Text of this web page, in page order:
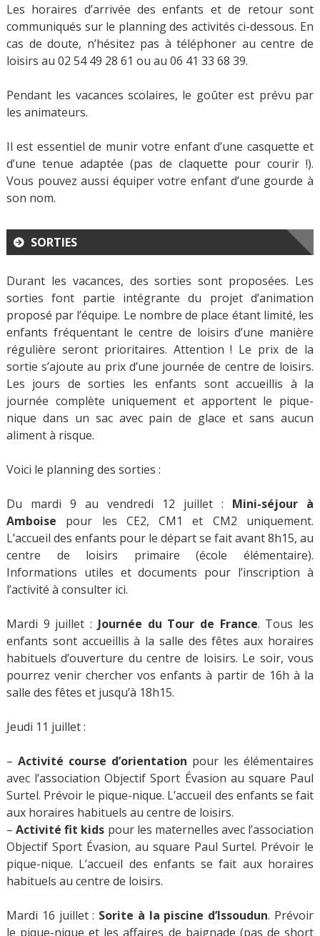
Les horaires d’arrivée des enfants et de retour sont
communiqués sur le planning des activités ci-dessous. En
cas de doute, n’hésitez pas à téléphoner au centre de
loisirs au 02 54 49 28 61 ou au 06 41 33 68 39.
Pendant les vacances scolaires, le goûter est prévu par
les animateurs.
Il est essentiel de munir votre enfant d’une casquette et
d’une tenue adaptée (pas de claquette pour courir !).
Vous pouvez aussi équiper votre enfant d’une gourde à
son nom.
SORTIES
Durant les vacances, des sorties sont proposées. Les
sorties font partie intégrante du projet d’animation
proposé par l’équipe. Le nombre de place étant limité, les
enfants fréquentant le centre de loisirs d’une manière
régulière seront prioritaires. Attention ! Le prix de la
sortie s’ajoute au prix d’une journée de centre de loisirs.
Les jours de sorties les enfants sont accueillis à la
journée complète uniquement et apportent le pique-
nique dans un sac avec pain de glace et sans aucun
aliment à risque.
Voici le planning des sorties :
Du mardi 9 au vendredi 12 juillet : Mini-séjour à
Amboise pour les CE2, CM1 et CM2 uniquement.
L’accueil des enfants pour le départ se fait avant 8h15, au
centre de loisirs primaire (école élémentaire).
Informations utiles et documents pour l’inscription à
l’activité à consulter ici.
Mardi 9 juillet : Journée du Tour de France. Tous les
enfants sont accueillis à la salle des fêtes aux horaires
habituels d’ouverture du centre de loisirs. Le soir, vous
pourrez venir chercher vos enfants à partir de 16h à la
salle des fêtes et jusqu’à 18h15.
Jeudi 11 juillet :
– Activité course d’orientation pour les élémentaires
avec l’association Objectif Sport Évasion au square Paul
Surtel. Prévoir le pique-nique. L’accueil des enfants se fait
aux horaires habituels au centre de loisirs.
–Activité fit kids pour les maternelles avec l’association
Objectif Sport Évasion, au square Paul Surtel. Prévoir le
pique-nique. L’accueil des enfants se fait aux horaires
habituels au centre de loisirs.
Mardi 16 juillet : Sorite à la piscine d’Issoudun. Prévoir
le pique-nique et les affaires de baignade (pas de short